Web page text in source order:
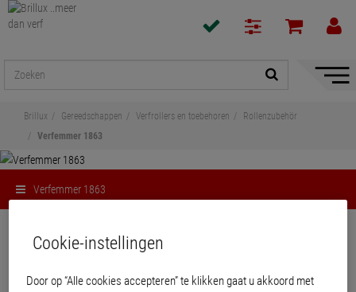
Brillux Gereedschappen Verfrollers en toebehoren
Rollenzubehör
Verfemmer 1863
Verfemmer 1863
Verfemmer 1863
Cookie-instellingen
Door op “Alle cookies accepteren” te klikken gaat u akkoord met